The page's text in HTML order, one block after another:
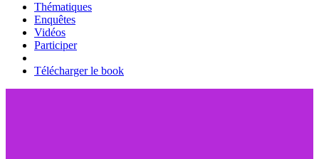
Thématiques
Enquêtes
Vidéos
Participer
Télécharger le book